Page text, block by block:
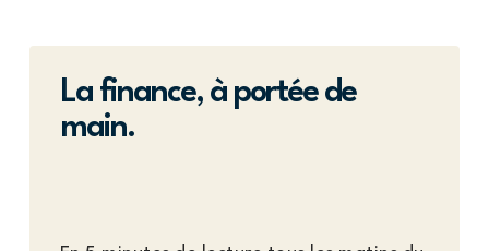
La finance, à portée de
main.